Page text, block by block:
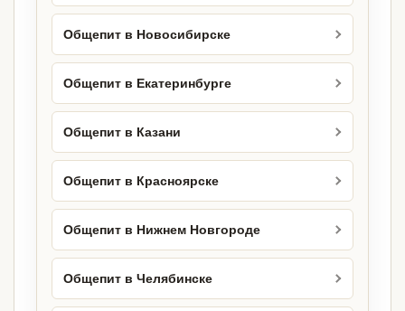
Общепит в Новосибирске
Общепит в Екатеринбурге
Общепит в Казани
Общепит в Красноярске
Общепит в Нижнем Новгороде
Общепит в Челябинске